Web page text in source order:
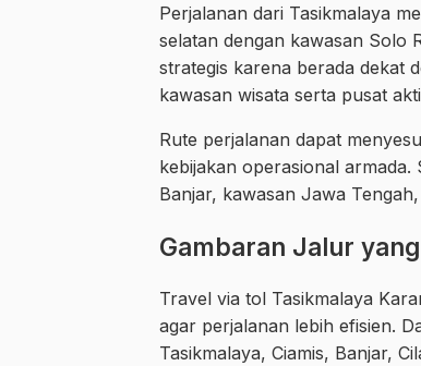
Perjalanan dari Tasikmalaya
selatan dengan kawasan Solo
strategis karena berada dekat
kawasan wisata serta pusat
Rute perjalanan dapat
kebijakan operasional armada.
Banjar, kawasan Jawa
Gambaran Jalur
Travel via tol Tasikmalaya
agar perjalanan lebih efisien.
Tasikmalaya, Ciamis, Banjar,